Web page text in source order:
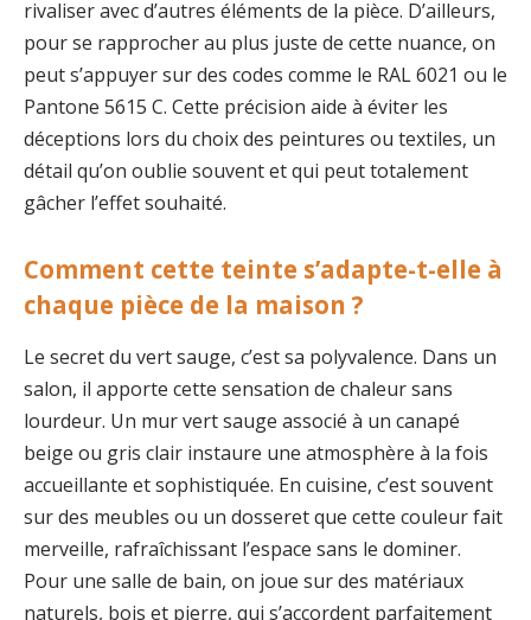
rivaliser avec d’autres éléments de la pièce. D’ailleurs,
pour se rapprocher au plus juste de cette nuance, on
peut s’appuyer sur des codes comme le RAL 6021 ou le
Pantone 5615 C. Cette précision aide à éviter les
déceptions lors du choix des peintures ou textiles, un
détail qu’on oublie souvent et qui peut totalement
gâcher l’effet souhaité.
Comment cette teinte s’adapte-t-elle à
chaque pièce de la maison ?
Le secret du vert sauge, c’est sa polyvalence. Dans un
salon, il apporte cette sensation de chaleur sans
lourdeur. Un mur vert sauge associé à un canapé
beige ou gris clair instaure une atmosphère à la fois
accueillante et sophistiquée. En cuisine, c’est souvent
sur des meubles ou un dosseret que cette couleur fait
merveille, rafraîchissant l’espace sans le dominer.
Pour une salle de bain, on joue sur des matériaux
naturels, bois et pierre, qui s’accordent parfaitement